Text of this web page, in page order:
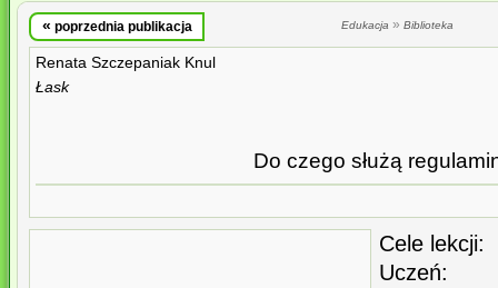
« poprzednia publikacja Edukacja » Biblioteka
Renata Szczepaniak Knul
Łask
Do czego służą
Cele lekcji:
Uczeń: